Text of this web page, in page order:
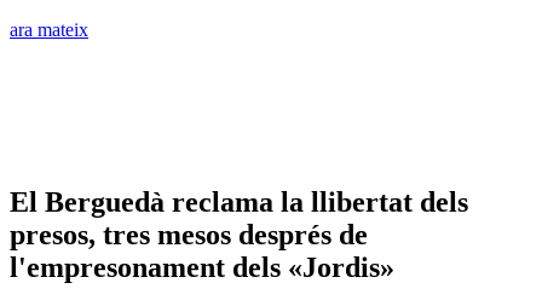
ara mateix
El Berguedà reclama la llibertat dels
presos, tres mesos després de
l'empresonament dels «Jordis»